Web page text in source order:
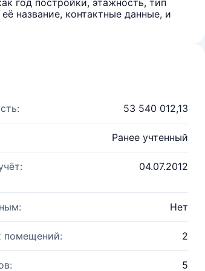
год постройки, этажность, тип
название, контактные данные, и
53 540 012,13
Ранее учтенный
04.07.2012
Нет
помещений: 2
5